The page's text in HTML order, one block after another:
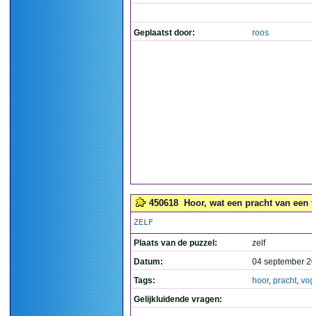
Geplaatst door: roos
450618 Hoor, wat een pracht van een
ZELF
Plaats van de puzzel:
zelf
Datum:
04 september
Tags:
hoor, pracht,
Gelijkluidende vragen: